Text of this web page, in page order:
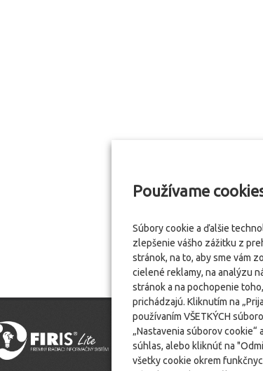
Používame
Súbory cookie a ďalšie
zlepšenie vášho zážitku z
stránok, na to, aby sme vám
cielené reklamy, na analýzu
stránok a na pochopenie
prichádzajú. Kliknutím na
používaním VŠETKÝCH
„Nastavenia súborov
súhlas, alebo kliknúť na
všetky cookie okrem